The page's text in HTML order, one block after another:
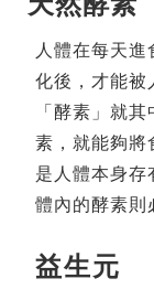
人體在每天
化後，才能被
「酵素」就
素，就能夠將
是人體本身存
體內的酵素則
益生元